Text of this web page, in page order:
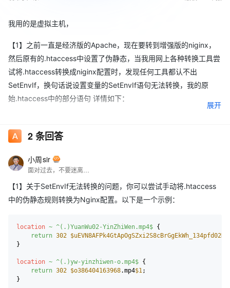
我用的是虚拟主机，
【1】之前一直是经济版的Apache，现在要转到增强版的niginx，
然后原有的.htaccess中设置了伪静态，当我用网上各种转换工具尝
试将.htaccess转换成niginx配置时，发现任何工具都认不出
SetEnvIf，换句话说设置变量的SetEnvIf语句无法转换，我的原
始.htaccess中的部分语句 详情如下：
SetEnvIf ^ ^ "u=https://
savef-
my.sharepoint.com/personal/aappuuttii71_savef_onmicrosoft_c
om/_layouts/52/download.aspx?share="
SetEnvIf ^ ^ "o=http://
RewriteRule ^(.)YuanWu02-YinZhiWen.mp4$ %
RewriteRule ^(.)yw-yinzhiwen-o.mp4$ %
展开
2条回答
小周sir
【1】关于SetEnvIf无法转换的问题，你可以尝试手动将.htaccess
中的伪静态规则转换为Nginx配置。以下是一个示例：
location ~ ^(.)YuanWu02-YinZhiWen.mp4$ {
return 302
}
location ~ ^(.)yw-yinzhiwen-o.mp4$ {
return 302 $o386404163968.mp4$1;